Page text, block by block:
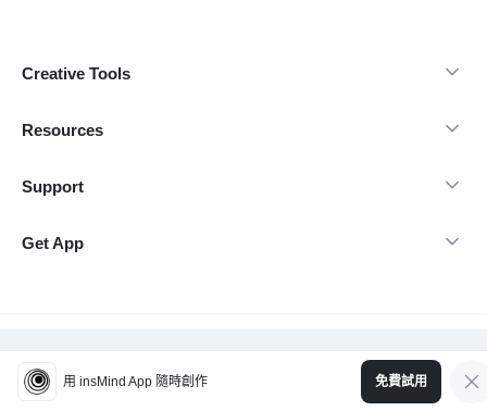
Creative Tools
Resources
Support
Get App
@Copyright 2026 insMind-保留所有權利
用 insMind App 隨時創作 免費試用